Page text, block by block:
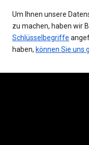
Um Ihnen unsere
zu machen, haben wir
Schlüsselbegriffe
haben, können Sie uns